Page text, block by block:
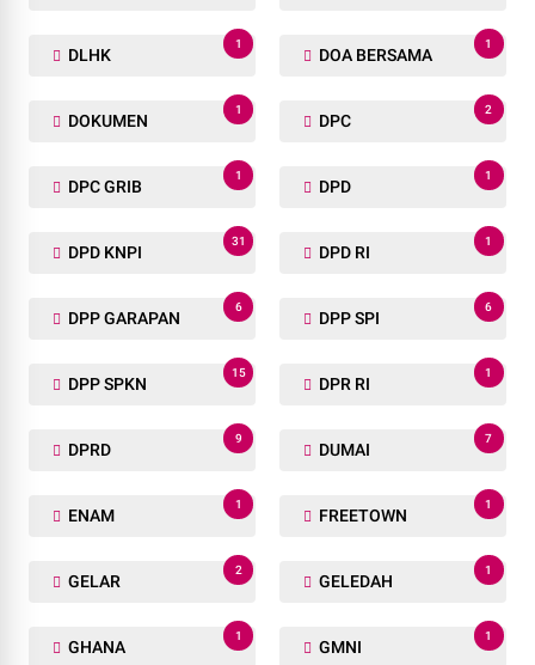
DLHK
1
DOA BERSAMA
1
DOKUMEN
1
DPC
2
DPC GRIB
1
DPD
1
DPD KNPI
31
DPD RI
1
DPP GARAPAN
6
DPP SPI
6
DPP SPKN
15
DPR RI
1
DPRD
9
DUMAI
7
ENAM
1
FREETOWN
1
GELAR
2
GELEDAH
1
GHANA
1
GMNI
1